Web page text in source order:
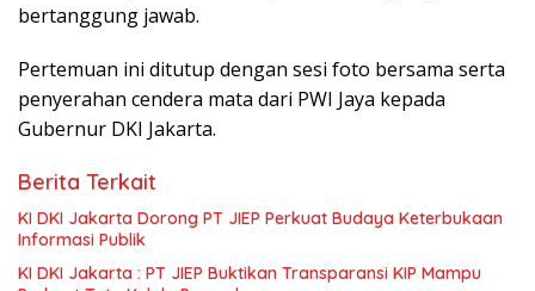
bertanggung jawab.
Pertemuan ini ditutup dengan sesi foto bersama serta
penyerahan cendera mata dari PWI Jaya kepada
Gubernur DKI Jakarta.
Berita Terkait
KI DKI Jakarta Dorong PT JIEP Perkuat Budaya Keterbukaan
Informasi Publik
KI DKI Jakarta : PT JIEP Buktikan Transparansi KIP Mampu